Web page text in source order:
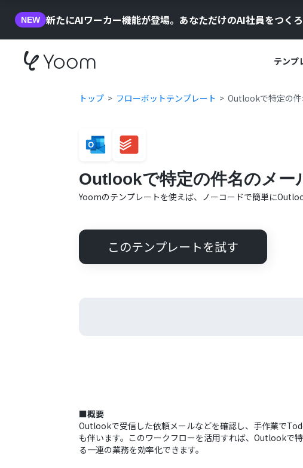
NEW 新たにAIワーカー機能が登場。あなただけのAI社員をつくろ
テンプ
トップ フローボットテンプレート Outlookで特定の
Outlookで特定の件名のメ
Yoomのテンプレートを使えば、ノーコードで簡単に
このテンプレートを試す
■概要
Outlookで受信した依頼メールなどを確認し、手作業で
も伴います。このワークフローを活用すれば、Outlookで
る一連の業務を効率化できます。